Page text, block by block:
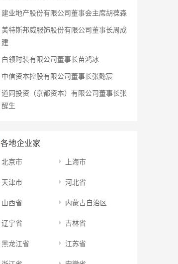
建业地产股份有限公司董事会主席胡葆森
美特斯邦威服饰股份有限公司董事长周成
建
白领时装有限公司董事长苗鸿冰
中信资本控股有限公司董事长张懿宸
道同投资（京都资本）有限公司董事长张
醒生
各地企业家
北京市 上海市
天津市 河北省
山西省 内蒙古自治区
辽宁省 吉林省
黑龙江省 江苏省